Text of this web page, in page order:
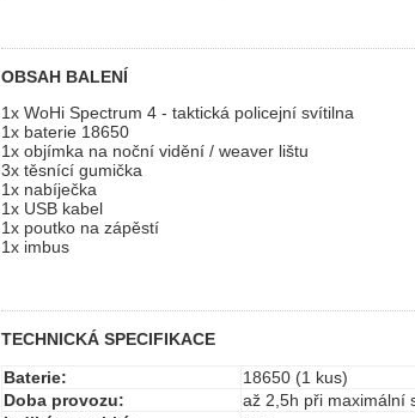
OBSAH BALENÍ
1x WoHi Spectrum 4 - taktická policejní svítilna
1x baterie 18650
1x objímka na noční vidění / weaver lištu
3x těsnící gumička
1x nabíječka
1x USB kabel
1x poutko na zápěstí
1x imbus
TECHNICKÁ SPECIFIKACE
Baterie:
18650 (1 kus)
Doba provozu:
až 2,5h při maximální